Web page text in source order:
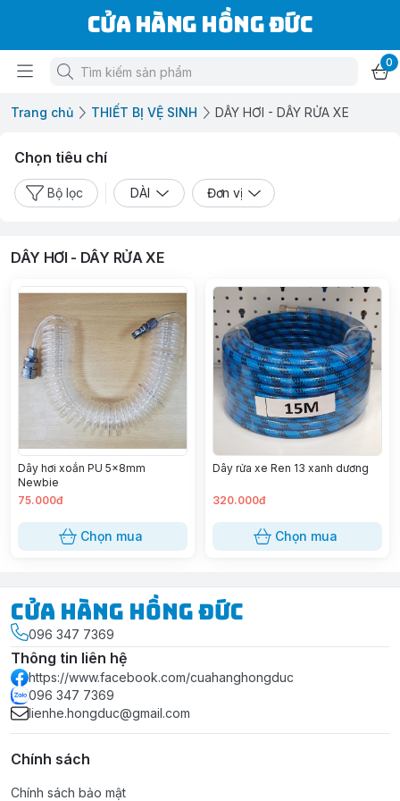
Cửa Hàng Hồng Đức
0
Trang chủ THIẾT BỊ VỆ SINH DÂY HƠI - DÂY RỬA XE
Chọn tiêu chí
Bộ lọc DÀI Đơn vị
DÂY HƠI - DÂY RỬA XE
Dây hơi xoắn PU 5x8mm
Newbie
75.000đ
Chọn mua
Dây rửa xe Ren 13 xanh dương
320.000đ
Chọn mua
Cửa Hàng Hồng Đức
096 347 7369
Thông tin liên hệ
https://www.facebook.com/cuahanghongduc
096 347 7369
lienhe.hongduc@gmail.com
Chính sách
Chính sách bảo mật